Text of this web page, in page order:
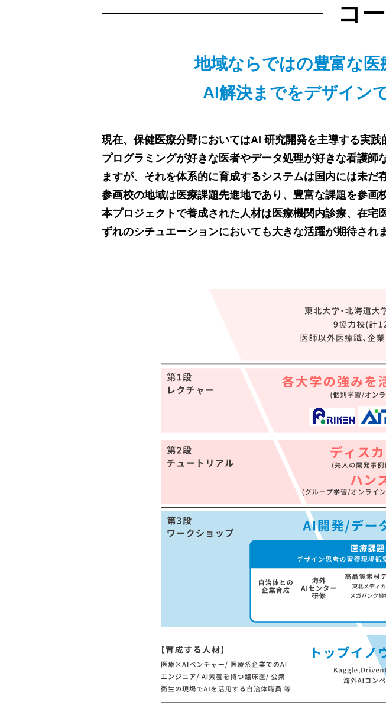
コ
地域ならではの豊富な医
AI解決までをデザイン
現在、保健医療分野においてはAI 研究開発を主導する実践
プログラミングが好きな医者やデータ処理が好きな看護
ますが、それを体系的に育成するシステムは国内には未だ
参画校の地域は医療課題先進地であり、豊富な課題を参画
本プロジェクトで養成された人材は医療機関内診療、在
ずれのシチュエーションにおいても大きな活躍が期待されま